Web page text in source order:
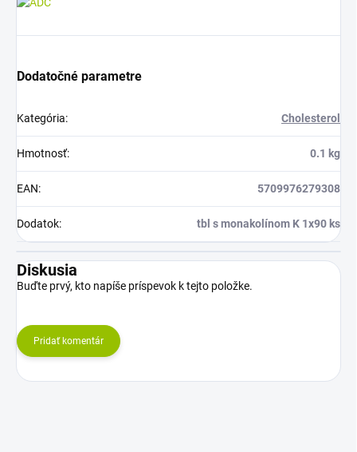
Dodatočné parametre
Kategória: Cholesterol
Hmotnosť: 0.1 kg
EAN: 5709976279308
Dodatok: tbl s monakolínom K 1x90 ks
Diskusia
Buďte prvý, kto napíše príspevok k tejto položke.
Pridať komentár